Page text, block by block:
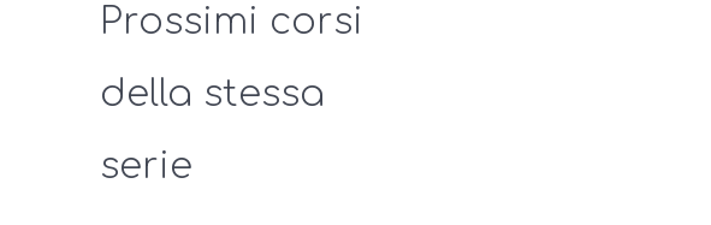
Prossimi corsi
della stessa
serie